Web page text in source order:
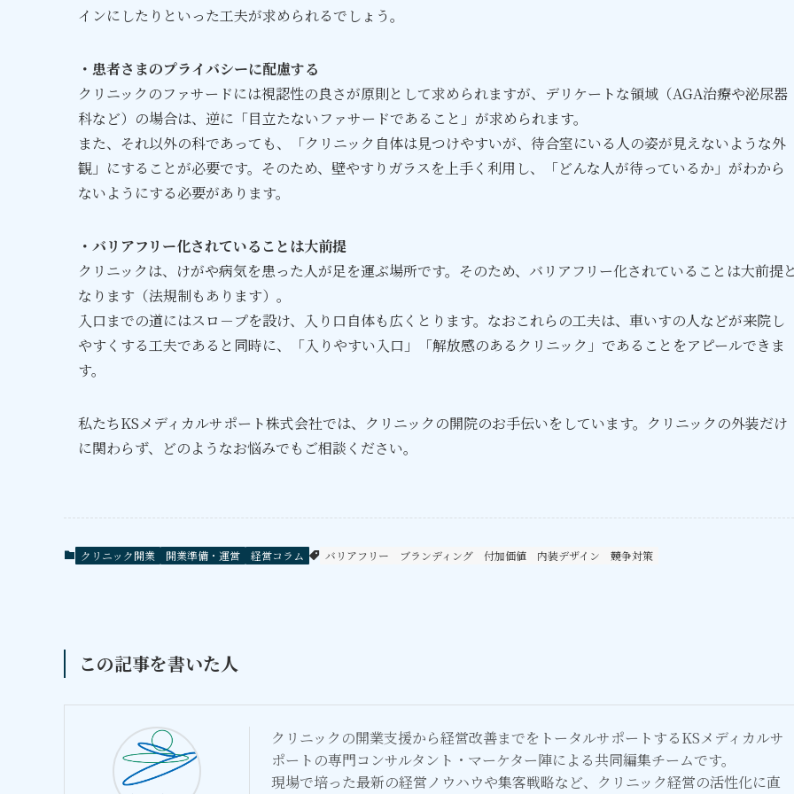
インにしたりといった工夫が求められるでしょう。
・患者さまのプライバシーに配慮する
クリニックのファサードには視認性の良さが原則として求められますが、デリケートな領域（AGA治療や泌尿器
科など）の場合は、逆に「目立たないファサードであること」が求められます。
また、それ以外の科であっても、「クリニック自体は見つけやすいが、待合室にいる人の姿が見えないような外
観」にすることが必要です。そのため、壁やすりガラスを上手く利用し、「どんな人が待っているか」がわから
ないようにする必要があります。
・バリアフリー化されていることは大前提
クリニックは、けがや病気を患った人が足を運ぶ場所です。そのため、バリアフリー化されていることは大前提
なります（法規制もあります）。
入口までの道にはスロ－プを設け、入り口自体も広くとります。なおこれらの工夫は、車いすの人などが来院し
やすくする工夫であると同時に、「入りやすい入口」「解放感のあるクリニック」であることをアピールできま
す。
私たちKSメディカルサポート株式会社では、クリニックの開院のお手伝いをしています。クリニックの外装だけ
に関わらず、どのようなお悩みでもご相談ください。
クリニック開業 開業準備・運営 経営コラム バリアフリー ブランディング 付加価値 内装デザイン 競争対策
この記事を書いた人
クリニックの開業支援から経営改善までをトータルサポートするKSメディカルサ
ポートの専門コンサルタント・マーケター陣による共同編集チームです。
現場で培った最新の経営ノウハウや集客戦略など、クリニック経営の活性化に直